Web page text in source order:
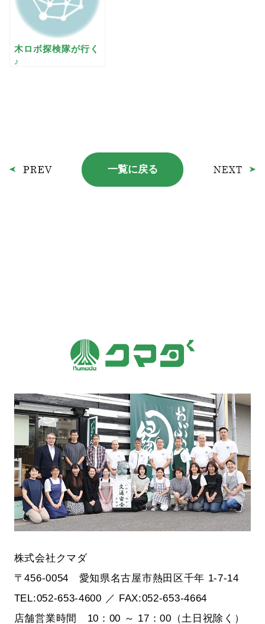
木ロボ探検隊が行く
♪
一覧に戻る
株式会社クマダ
〒456-0054 愛知県名古屋市熱田区千年 1-7-14
TEL:052-653-4600 ／ FAX:052-653-4664
店舗営業時間 10：00 ～ 17：00（土日祝除く）